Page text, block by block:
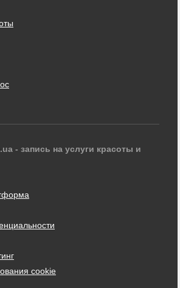
- запись на услуги красоты и
cookie